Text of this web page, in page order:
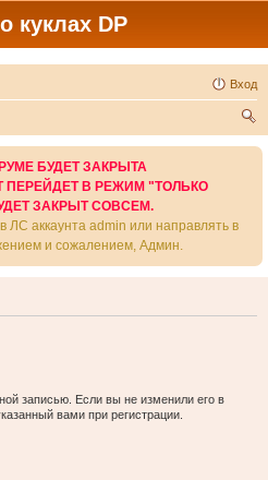
куклах DP
Вход
БУДЕТ ЗАКРЫТА
ПЕРЕЙДЕТ В РЕЖИМ "ТОЛЬКО
ЗАКРЫТ СОВСЕМ.
ЛС аккаунта admin или направлять в
и сожалением, Админ.
записью. Если вы не изменили его в
вами при регистрации.